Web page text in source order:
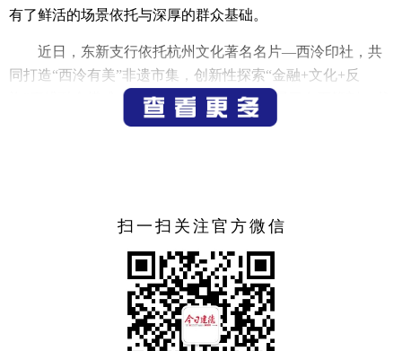
有了鲜活的场景依托与深厚的群众基础。
近日，东新支行依托杭州文化著名名片—西泠印社，共
同打造“西泠有美”非遗市集，创新性探索“金融+文化+反
诈”三维融合模式。活动现场，市民既能沉浸于金石篆刻、书
画拓印等非遗技艺的文化熏陶，又能通过支行系统学习普惠
扫一扫关注官方微信